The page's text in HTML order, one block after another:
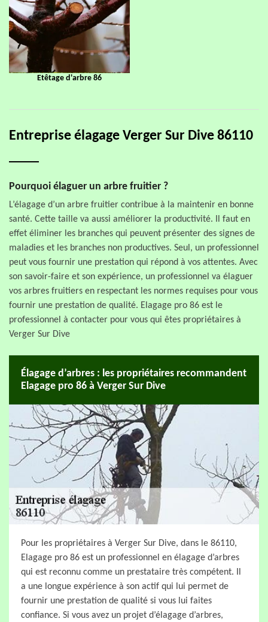
Etêtage d'arbre 86
Entreprise élagage Verger Sur Dive 86110
Pourquoi élaguer un arbre fruitier ?
L’élagage d’un arbre fruitier contribue à la maintenir en bonne
santé. Cette taille va aussi améliorer la productivité. Il faut en
effet éliminer les branches qui peuvent présenter des signes de
maladies et les branches non productives. Seul, un professionnel
peut vous fournir une prestation qui répond à vos attentes. Avec
son savoir-faire et son expérience, un professionnel va élaguer
vos arbres fruitiers en respectant les normes requises pour vous
fournir une prestation de qualité. Elagage pro 86 est le
professionnel à contacter pour vous qui êtes propriétaires à
Verger Sur Dive
Élagage d’arbres : les propriétaires recommandent
Elagage pro 86 à Verger Sur Dive
Pour les propriétaires à Verger Sur Dive, dans le 86110,
Elagage pro 86 est un professionnel en élagage d’arbres
qui est reconnu comme un prestataire très compétent. Il
a une longue expérience à son actif qui lui permet de
fournir une prestation de qualité si vous lui faites
confiance. Si vous avez un projet d’élagage d’arbres,